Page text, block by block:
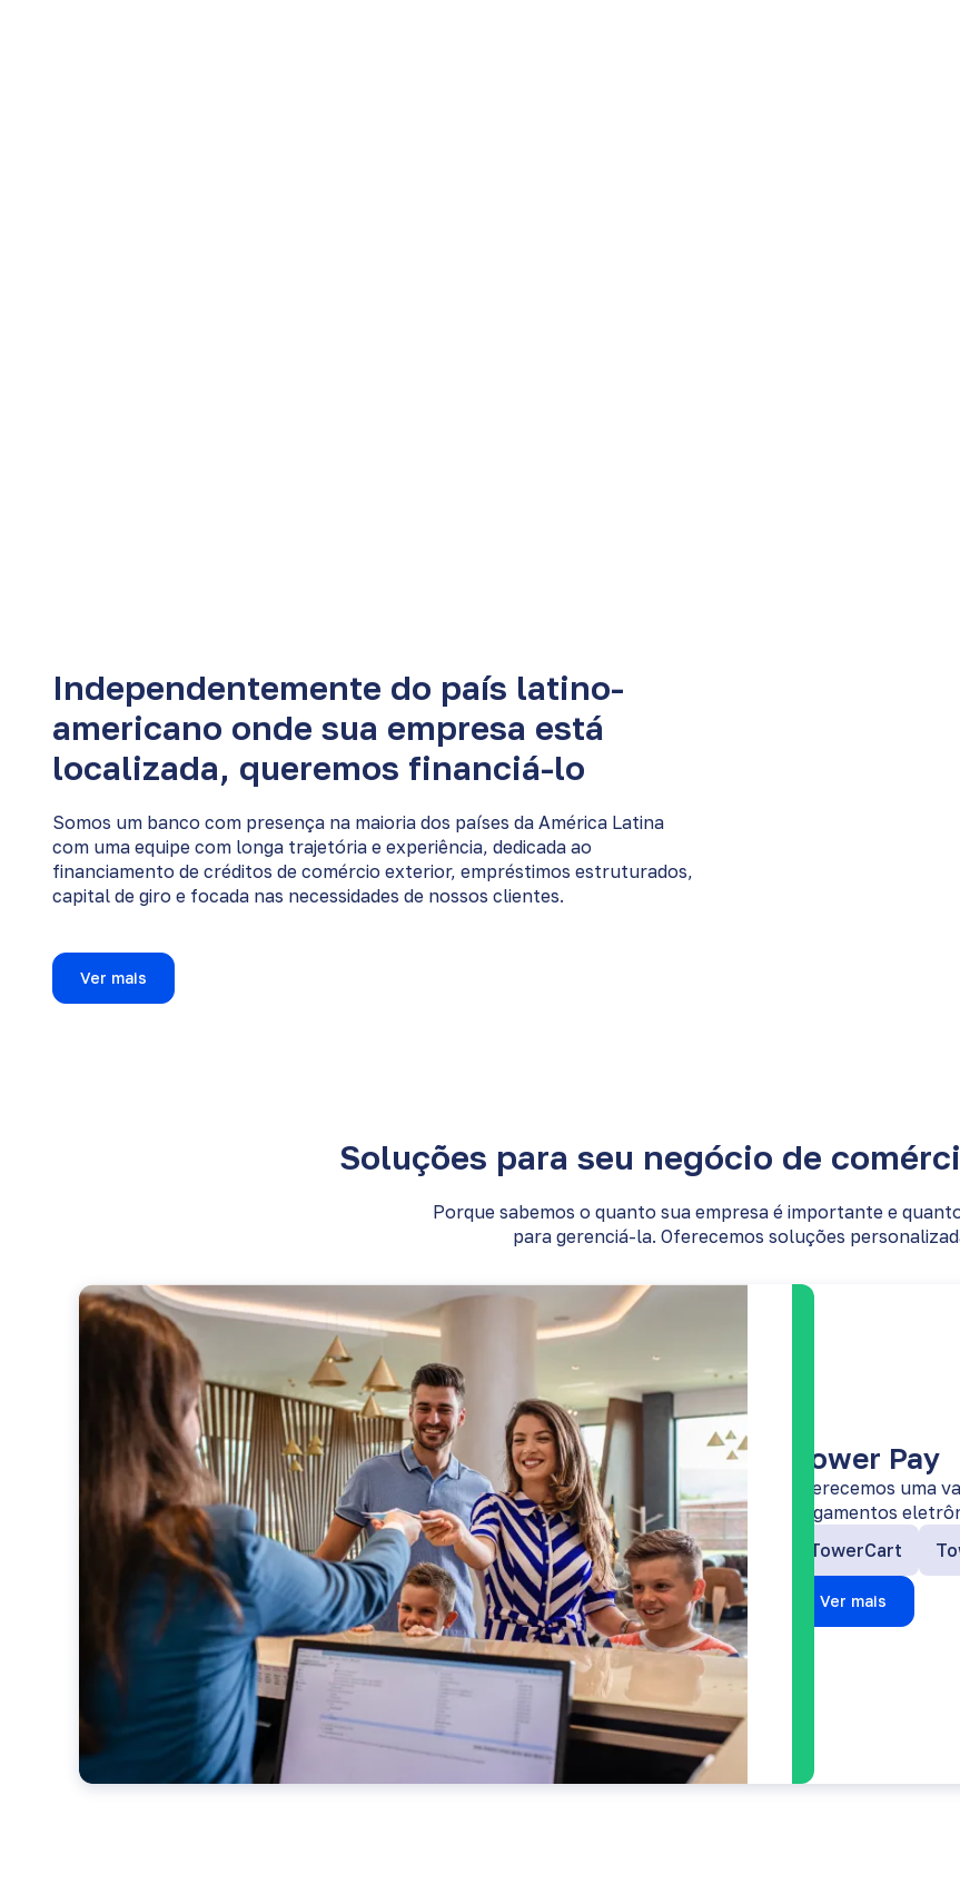
Independentemente do país latino-
americano onde sua empresa está
localizada, queremos financiá-lo
Somos um banco com presença na maioria dos países da América Latina
com uma equipe com longa trajetória e experiência, dedicada ao
financiamento de créditos de comércio exterior, empréstimos estruturados,
capital de giro e focada nas necessidades de nossos clientes.
Ver mais
Soluções para seu negócio de
Porque sabemos o quanto sua empresa é importante e
para gerenciá-la. Oferecemos soluções
Tower Pay
Oferecemos uma
pagamentos
TowerCart
Ver mais